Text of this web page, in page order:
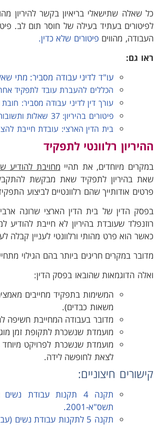
כל שאלה שתישאלי בריאיון בקשר להיריון
לפיטורים בעתיד בעילה של חוסר תום לב.
העבודה, מהווים פיטורים שלא כדין.
ראו גם:
עו"ד לדיני עבודה מסביר: מתי
הכללים להעברת עובד לתפקיד
עורך דין לדיני עבודה מסביר:
פיטורים בהיריון: 37 שאלות ותשובות
בית הדין הארצי: עובדת חייבת
ההיריון רלוונטי לתפקיד
במקרים מיוחדים, את תהיי מחויבת להודיע
שאת בהיריון לתפקיד שאת מבקשת
פרטים אודותייך שהם רלוונטיים לביצוע
רוזנפלד שעובדת בהיריון לא חייבת להודיע
כאשר הוא פרט מהותי ורלוונטי לעניין קבלה
מדובר במקרים חריגים ביותר בהם הגילוי
ואלה הדוגמאות שהובאו בפסק הדין:
המשימות בתפקיד מחייבים
משאות כבדים).
מדובר בעבודה המחייבת חשיפה
מועמדת שנשכרת לתקופת זמן
מועמדת שנשכרת לפרויקט
לצאת לחופשה לידה.
קישורים חיצוניים:
תקנה 4 תקנות עבודת
תשס"א-2001.
תקנה 5 לתקנות עבודת נשים (עבודות בקרינה מייננת), תשל"ט-1979